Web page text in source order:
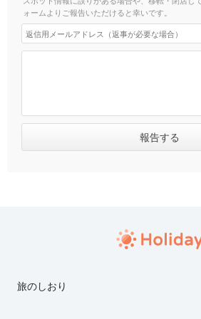
ォームよりご報告いただけると幸いです。
旅のしおり